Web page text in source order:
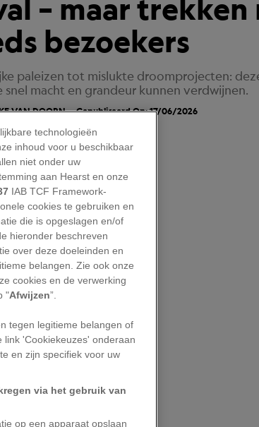
– maar trekken
bezoekers
paleizen tot mislukte droomprojecten:
macht en grandeur kunnen verdwijnen.
VAN DOORN Gepubliceerd Op: 17/06/2026
maar
bovenop. Ooit
prestige;
tand des tijds en de
poorten schuilen
kastelen in Europa die
technologieën
inhoud voor u beschikbaar
niet onder uw
aan Hearst en onze
IAB TCF Framework-
cookies te gebruiken en
die is opgeslagen en/of
hieronder beschreven
over deze doeleinden en
belangen. Zie ook onze
cookies en de verwerking
"Afwijzen”.
tegen legitieme belangen of
'Cookiekeuzes' onderaan
en zijn specifiek voor uw
via het gebruik van
op een apparaat opslaan